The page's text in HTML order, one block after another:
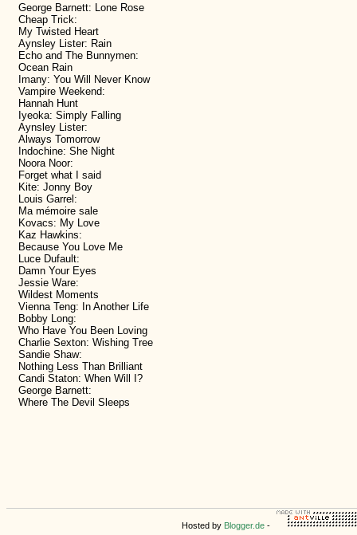
George Barnett: Lone Rose
Cheap Trick:
My Twisted Heart
Aynsley Lister: Rain
Echo and The Bunnymen:
Ocean Rain
Imany: You Will Never Know
Vampire Weekend:
Hannah Hunt
Iyeoka: Simply Falling
Aynsley Lister:
Always Tomorrow
Indochine: She Night
Noora Noor:
Forget what I said
Kite: Jonny Boy
Louis Garrel:
Ma mémoire sale
Kovacs: My Love
Kaz Hawkins:
Because You Love Me
Luce Dufault:
Damn Your Eyes
Jessie Ware:
Wildest Moments
Vienna Teng: In Another Life
Bobby Long:
Who Have You Been Loving
Charlie Sexton: Wishing Tree
Sandie Shaw:
Nothing Less Than Brilliant
Candi Staton: When Will I?
George Barnett:
Where The Devil Sleeps
Hosted by Blogger.de-